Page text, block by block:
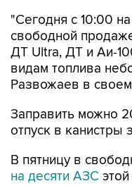
"Сегодня с 10:00
свободной
ДТ Ultra, ДТ и Аи-
видам топлива
Развожаев в
Заправить можно
отпуск в канистры
В пятницу в
на десяти АЗС